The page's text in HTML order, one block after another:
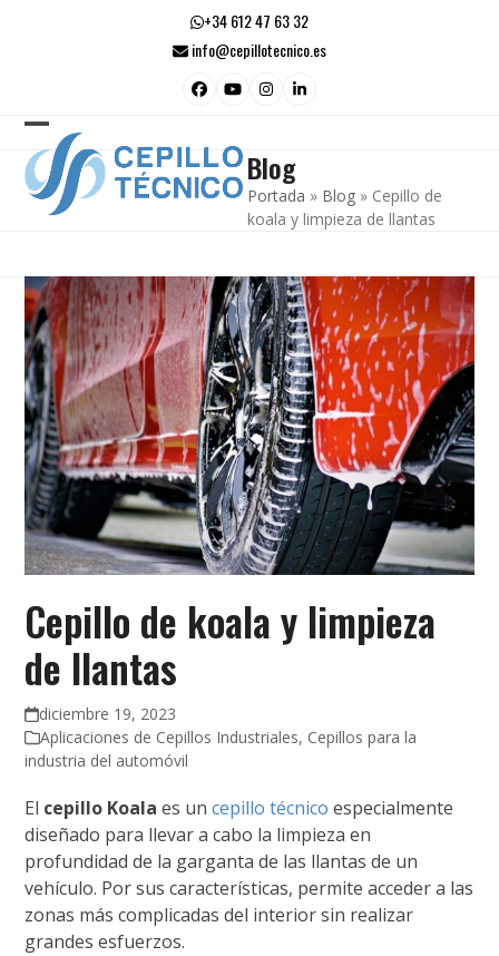
+34 612 47 63 32
info@cepillotecnico.es
Facebook
YouTubeInstagram
LinkedIn
Open
mobile
menu
Close
mobile
menu
Blog
Portada » Blog » Cepillo de
koala y limpieza de llantas
Cepillo de koala y limpieza
de llantas
diciembre 19, 2023
Aplicaciones de Cepillos Industriales, Cepillos para la
industria del automóvil
El cepillo Koala es uncepillo técnicoespecialmente
diseñado para llevar a cabo la limpieza en
profundidad de la garganta de las llantas de un
vehículo. Por sus características, permite acceder a las
zonas más complicadas del interior sin realizar
grandes esfuerzos.